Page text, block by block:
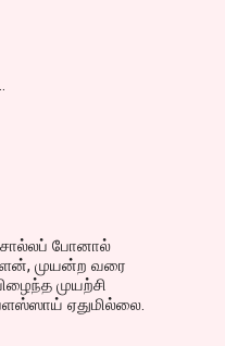
போனால்
முயன்ற வரை
முயற்சி
ஏதுமில்லை.